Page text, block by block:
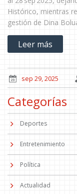
Histórico, mientras
gestión de Dina
Leer más
sep 29, 2025
Categorías
Deportes
Entretenimiento
Política
Actualidad